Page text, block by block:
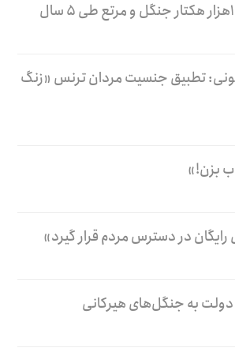
تطبیق جنسیت مردان ترنس «زنگ
بزن!»
در دسترس مردم قرار گیرد»
دولت به جنگل‌های هیرکانی